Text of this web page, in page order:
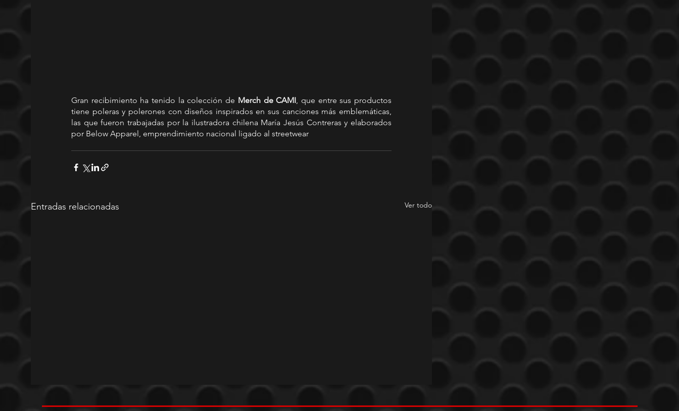
Gran recibimiento ha tenido la colección de Merch de CAMI, que entre sus productos
tiene poleras y polerones con diseños inspirados en sus canciones más emblemáticas,
las que fueron trabajadas por la ilustradora chilena María Jesús Contreras y elaborados
por Below Apparel, emprendimiento nacional ligado al streetwear
Entradas relacionadas Ver todo